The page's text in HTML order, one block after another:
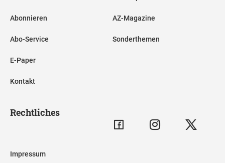
Abonnieren
Abo-Service
E-Paper
Kontakt
AZ-Magazine
Sonderthemen
Rechtliches
Impressum